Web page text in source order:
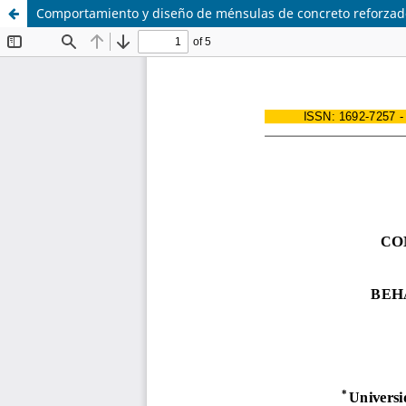
Comportamiento y diseño de ménsulas de concreto